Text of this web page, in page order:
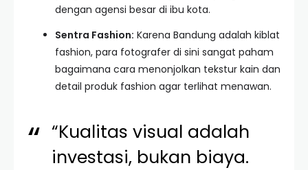
dengan agensi besar di ibu kota.
Sentra Fashion: Karena Bandung adalah kiblat
fashion, para fotografer di sini sangat paham
bagaimana cara menonjolkan tekstur kain dan
detail produk fashion agar terlihat menawan.
“Kualitas visual adalah
investasi, bukan biaya.